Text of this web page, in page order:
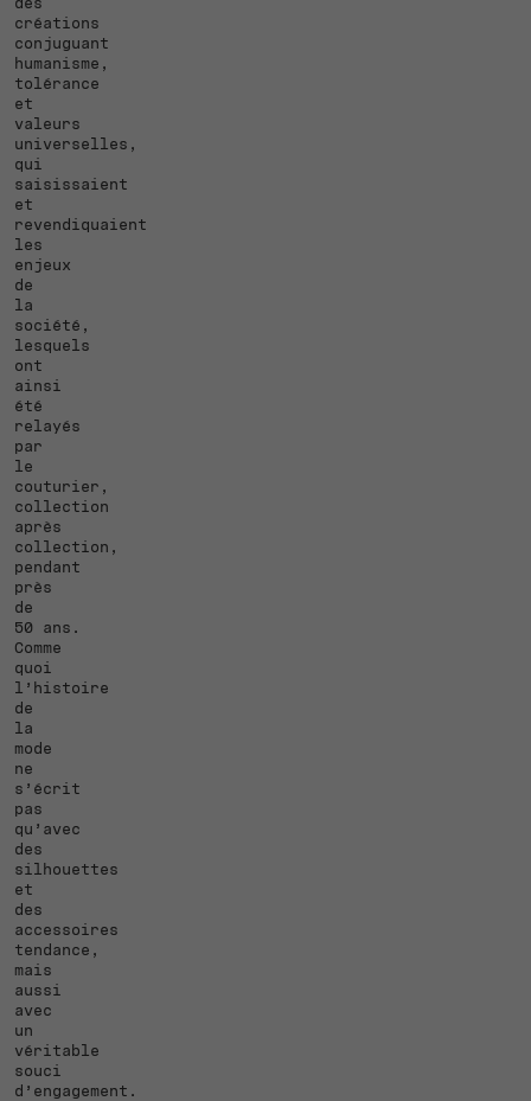
créations
conjuguant
humanisme,
tolérance
et
valeurs
universelles,
qui
saisissaient
et
revendiquaient
les
enjeux
de
la
société,
lesquels
ont
ainsi
été
relayés
par
le
couturier,
collection
après
collection,
pendant
près
de
50 ans.
Comme
quoi
l’histoire
de
la
mode
ne
s’écrit
pas
qu’avec
des
silhouettes
et
des
accessoires
tendance,
mais
aussi
avec
un
véritable
souci
d’engagement.